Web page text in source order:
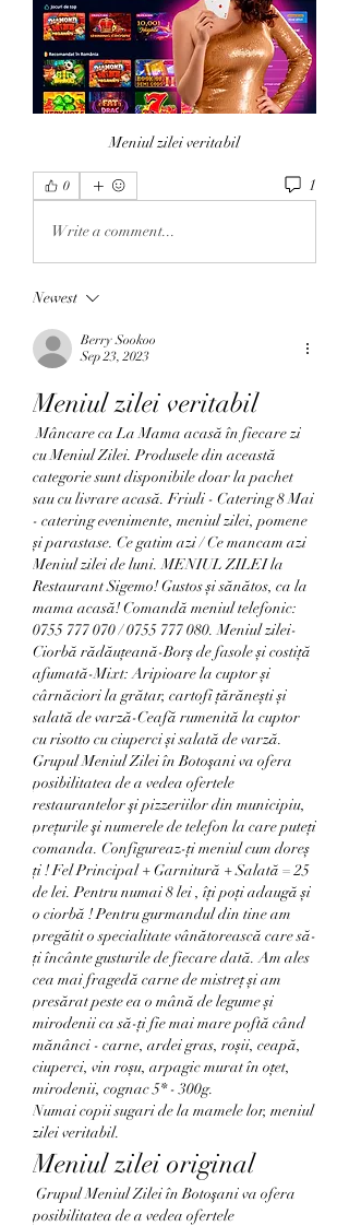
Meniul zilei veritabil
0 1
Write a comment...
Newest
Berry Sookoo
Sep 23, 2023
Meniul zilei veritabil
Mâncare ca La Mama acasă în fiecare zi
cu Meniul Zilei. Produsele din această
categorie sunt disponibile doar la pachet
sau cu livrare acasă. Friuli - Catering 8 Mai
- catering evenimente, meniul zilei, pomene
și parastase. Ce gatim azi / Ce mancam azi
Meniul zilei de luni. MENIUL ZILEI la
Restaurant Sigemo! Gustos și sănătos, ca la
mama acasă! Comandă meniul telefonic:
0755 777 070 / 0755 777 080. Meniul zilei-
Ciorbă rădăuțeană-Borș de fasole și costiță
afumată-Mixt: Aripioare la cuptor și
cârnăciori la grătar, cartofi țărănești și
salată de varză-Ceafă rumenită la cuptor
cu risotto cu ciuperci și salată de varză.
Grupul Meniul Zilei în Botoşani va ofera
posibilitatea de a vedea ofertele
restaurantelor şi pizzeriilor din municipiu,
preţurile şi numerele de telefon la care puteţi
comanda. Configureaz-ți meniul cum doreș
ți ! Fel Principal + Garnitură + Salată = 25
de lei. Pentru numai 8 lei , îți poți adaugă și
o ciorbă ! Pentru gurmandul din tine am
pregătit o specialitate vânătorească care să-
ți încânte gusturile de fiecare dată. Am ales
cea mai fragedă carne de mistreț și am
presărat peste ea o mână de legume și
mirodenii ca să-ți fie mai mare poftă când
mănânci - carne, ardei gras, roșii, ceapă,
ciuperci, vin roșu, arpagic murat în oțet,
mirodenii, cognac 5* - 300g.
Numai copii sugari de la mamele lor, meniul
zilei veritabil.
Meniul zilei original
posibilitatea de a vedea ofertele